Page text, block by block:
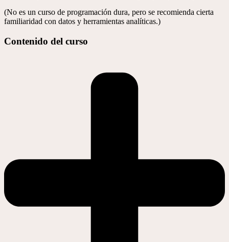
(No es un curso de programación dura, pero se recomienda cierta
familiaridad con datos y herramientas analíticas.)
Contenido del curso